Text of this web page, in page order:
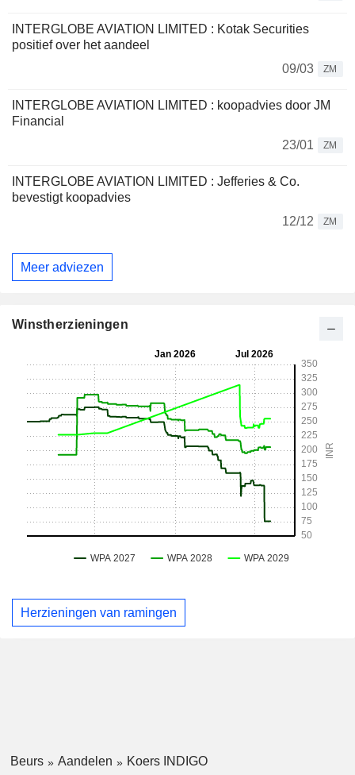
INTERGLOBE AVIATION LIMITED : Kotak Securities
positief over het aandeel
09/03
ZM
INTERGLOBE AVIATION LIMITED : koopadvies door JM
Financial
23/01
ZM
INTERGLOBE AVIATION LIMITED : Jefferies & Co.
bevestigt koopadvies
12/12
ZM
Meer adviezen
Winstherzieningen
Herzieningen van ramingen
Beurs Aandelen Koers INDIGO